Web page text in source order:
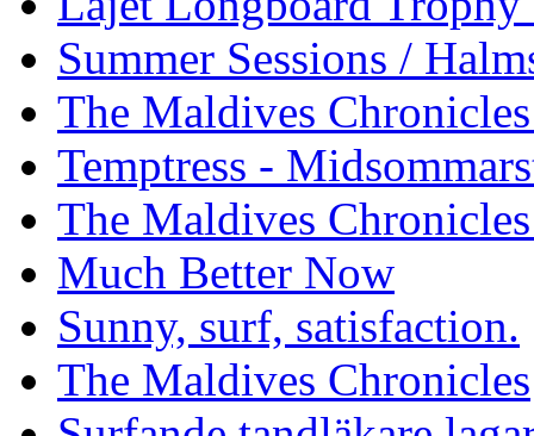
Summer Sessions /
The Maldives
Temptress -
The Maldives
Much Better Now
Sunny, surf, satisfaction.
The Maldives Chronicles